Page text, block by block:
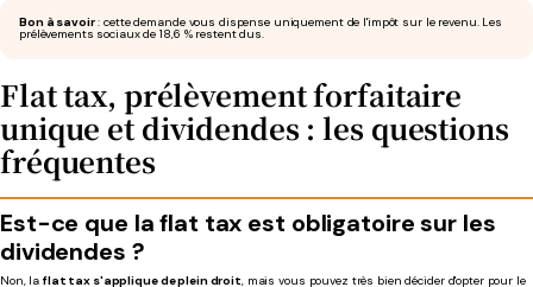
Bon à savoir: cette demande vous dispense uniquement de l'impôt sur le revenu. Les
prélèvements sociaux de 18,6 % restent dus.
Flat tax, prélèvement forfaitaire
unique et dividendes : les questions
fréquentes
Est-ce que la flat tax est obligatoire sur les
dividendes ?
Non, laflat tax s'applique de plein droit , mais vous pouvez très bien décider d'opter pour le